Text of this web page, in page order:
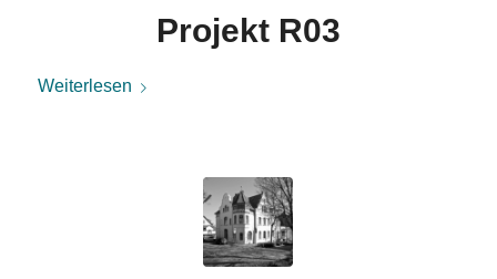
Projekt R03
Weiterlesen